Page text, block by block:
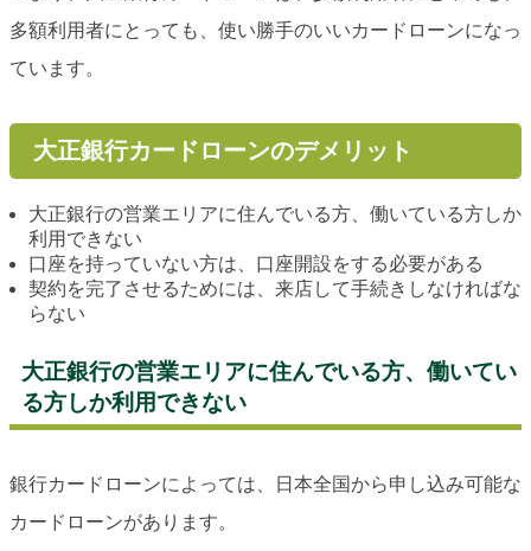
多額利用者にとっても、使い勝手のいいカードローンになっ
ています。
大正銀行カードローンのデメリット
大正銀行の営業エリアに住んでいる方、働いている方しか
利用できない
口座を持っていない方は、口座開設をする必要がある
契約を完了させるためには、来店して手続きしなければな
らない
大正銀行の営業エリアに住んでいる方、働いてい
る方しか利用できない
銀行カードローンによっては、日本全国から申し込み可能な
カードローンがあります。